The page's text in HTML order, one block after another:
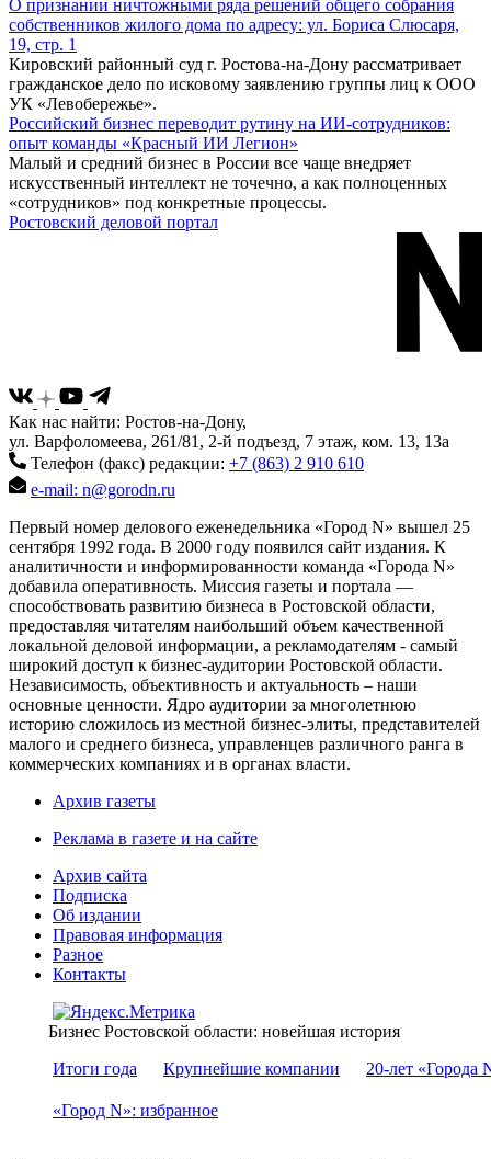
О признании ничтожными ряда решений общего собрания
собственников жилого дома по адресу: ул. Бориса Слюсаря,
19, стр. 1
Кировский районный суд г. Ростова-на-Дону рассматривает
гражданское дело по исковому заявлению группы лиц к ООО
УК «Левобережье».
Российский бизнес переводит рутину на ИИ-сотрудников:
опыт команды «Красный ИИ Легион»
Малый и средний бизнес в России все чаще внедряет
искусственный интеллект не точечно, а как полноценных
«сотрудников» под конкретные процессы.
Ростовский деловой портал
Как нас найти: Ростов-на-Дону,
ул. Варфоломеева, 261/81, 2-й подъезд, 7 этаж, ком. 13, 13а
Телефон (факс) редакции: +7 (863) 2 910 610
e-mail: n@gorodn.ru
Первый номер делового еженедельника «Город N» вышел 25
сентября 1992 года. В 2000 году появился сайт издания. К
аналитичности и информированности команда «Города N»
добавила оперативность. Миссия газеты и портала —
способствовать развитию бизнеса в Ростовской области,
предоставляя читателям наибольший объем качественной
локальной деловой информации, а рекламодателям - самый
широкий доступ к бизнес-аудитории Ростовской области.
Независимость, объективность и актуальность – наши
основные ценности. Ядро аудитории за многолетнюю
историю сложилось из местной бизнес-элиты, представителей
малого и среднего бизнеса, управленцев различного ранга в
коммерческих компаниях и в органах власти.
Архив газеты
Реклама в газете и на сайте
Архив сайта
Подписка
Об издании
Правовая информация
Разное
Контакты
Бизнес Ростовской области: новейшая история
Итоги года
Крупнейшие компании 20-лет «Города
«Город N»: избранное